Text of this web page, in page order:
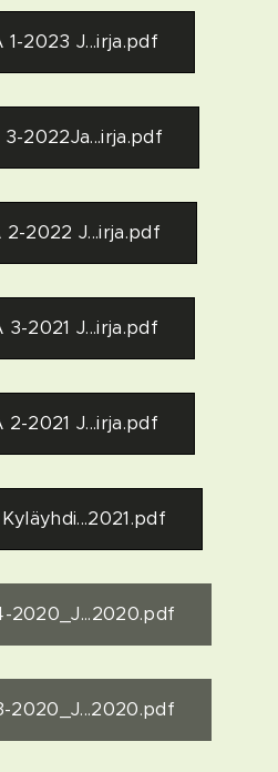
1-2023 J...irja.pdf
3-2022Ja...irja.pdf
2-2022 J...irja.pdf
3-2021 J...irja.pdf
2-2021 J...irja.pdf
2020_J...2020.pdf
2020_J...2020.pdf